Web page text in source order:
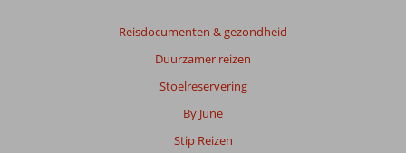
Reisdocumenten & gezondheid
Duurzamer reizen
Stoelreservering
By June
Stip Reizen